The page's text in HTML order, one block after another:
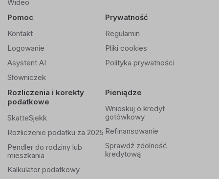
Wideo
Pomoc
Kontakt
Logowanie
Asystent AI
Słowniczek
Prywatność
Regulamin
Pliki cookies
Polityka prywatności
Rozliczenia i korekty
podatkowe
SkatteSjekk
Rozliczenie podatku za 2025
Pendler do rodziny lub
mieszkania
Kalkulator podatkowy
Pieniądze
Wnioskuj o kredyt
gotówkowy
Refinansowanie
Sprawdź zdolność
kredytową